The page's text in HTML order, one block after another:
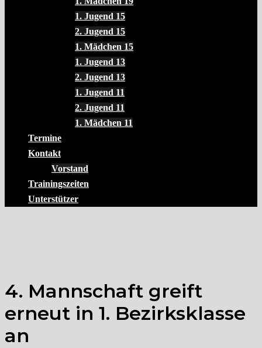
1. Jugend 15
2. Jugend 15
1. Mädchen 15
1. Jugend 13
2. Jugend 13
1. Jugend 11
2. Jugend 11
1. Mädchen 11
Termine
Kontakt
Vorstand
Trainingszeiten
Unterstützer
4. Mannschaft greift
erneut in 1. Bezirksklasse
an